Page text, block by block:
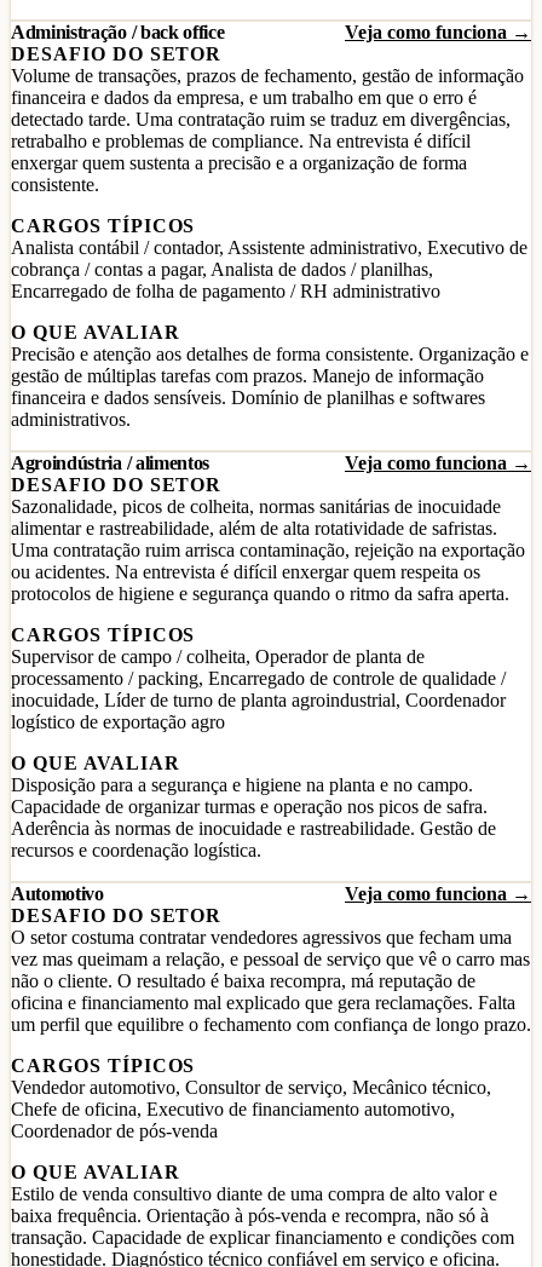
Administração / back office
Veja como funciona →
DESAFIO DO SETOR
Volume de transações, prazos de fechamento, gestão de informação
financeira e dados da empresa, e um trabalho em que o erro é
detectado tarde. Uma contratação ruim se traduz em divergências,
retrabalho e problemas de compliance. Na entrevista é difícil
enxergar quem sustenta a precisão e a organização de forma
consistente.
CARGOS TÍPICOS
Analista contábil / contador, Assistente administrativo, Executivo de
cobrança / contas a pagar, Analista de dados / planilhas,
Encarregado de folha de pagamento / RH administrativo
O QUE AVALIAR
Precisão e atenção aos detalhes de forma consistente. Organização e
gestão de múltiplas tarefas com prazos. Manejo de informação
financeira e dados sensíveis. Domínio de planilhas e softwares
administrativos.
Agroindústria / alimentos
Veja como funciona →
DESAFIO DO SETOR
Sazonalidade, picos de colheita, normas sanitárias de inocuidade
alimentar e rastreabilidade, além de alta rotatividade de safristas.
Uma contratação ruim arrisca contaminação, rejeição na exportação
ou acidentes. Na entrevista é difícil enxergar quem respeita os
protocolos de higiene e segurança quando o ritmo da safra aperta.
CARGOS TÍPICOS
Supervisor de campo / colheita, Operador de planta de
processamento / packing, Encarregado de controle de qualidade /
inocuidade, Líder de turno de planta agroindustrial, Coordenador
logístico de exportação agro
O QUE AVALIAR
Disposição para a segurança e higiene na planta e no campo.
Capacidade de organizar turmas e operação nos picos de safra.
Aderência às normas de inocuidade e rastreabilidade. Gestão de
recursos e coordenação logística.
Automotivo
Veja como funciona →
DESAFIO DO SETOR
O setor costuma contratar vendedores agressivos que fecham uma
vez mas queimam a relação, e pessoal de serviço que vê o carro mas
não o cliente. O resultado é baixa recompra, má reputação de
oficina e financiamento mal explicado que gera reclamações. Falta
um perfil que equilibre o fechamento com confiança de longo prazo.
CARGOS TÍPICOS
Vendedor automotivo, Consultor de serviço, Mecânico técnico,
Chefe de oficina, Executivo de financiamento automotivo,
Coordenador de pós-venda
O QUE AVALIAR
Estilo de venda consultivo diante de uma compra de alto valor e
baixa frequência. Orientação à pós-venda e recompra, não só à
transação. Capacidade de explicar financiamento e condições com
honestidade. Diagnóstico técnico confiável em serviço e oficina.